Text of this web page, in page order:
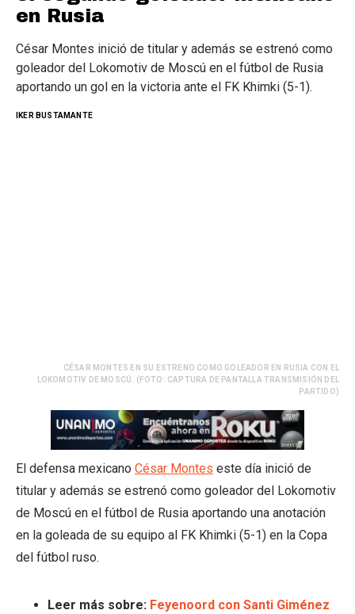
en Rusia
César Montes inició de titular y además se estrenó como
goleador del Lokomotiv de Moscú en el fútbol de Rusia
aportando un gol en la victoria ante el FK Khimki (5-1).
IKER BUSTAMANTE
CÉSAR MONTES EN SU ESTRENO COMO GOLEADOR EN RUSIA CON EL
LOKOMOTIV DE MOSCÚ. (FOTO: CAPTURA DE PANTALLA TRANSMISIÓN DEL
PARTIDO)
El defensa mexicano César Montes este día inició de
titular y además se estrenó como goleador del Lokomotiv
de Moscú en el fútbol de Rusia aportando una anotación
en la goleada de su equipo al FK Khimki (5-1) en la Copa
del fútbol ruso.
Leer más sobre: Feyenoord con Santi Giménez